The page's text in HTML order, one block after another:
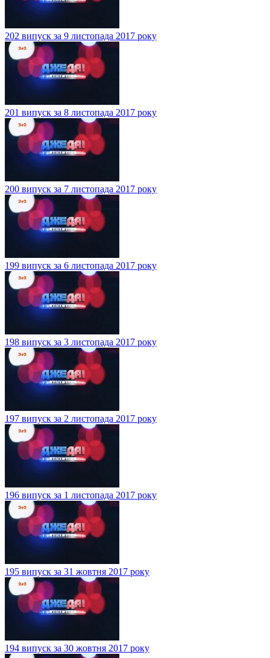
202 випуск за 9 листопада 2017 року
201 випуск за 8 листопада 2017 року
200 випуск за 7 листопада 2017 року
199 випуск за 6 листопада 2017 року
198 випуск за 3 листопада 2017 року
197 випуск за 2 листопада 2017 року
196 випуск за 1 листопада 2017 року
195 випуск за 31 жовтня 2017 року
194 випуск за 30 жовтня 2017 року